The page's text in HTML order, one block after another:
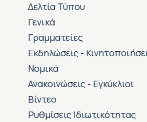
Δελτία Τύπου
Γενικά
Γραμματείες
Εκδηλώσεις -
Νομικά
Ανακοινώσεις - Εγκύκλιοι
Βίντεο
Ρυθμίσεις Ιδιωτικότητας